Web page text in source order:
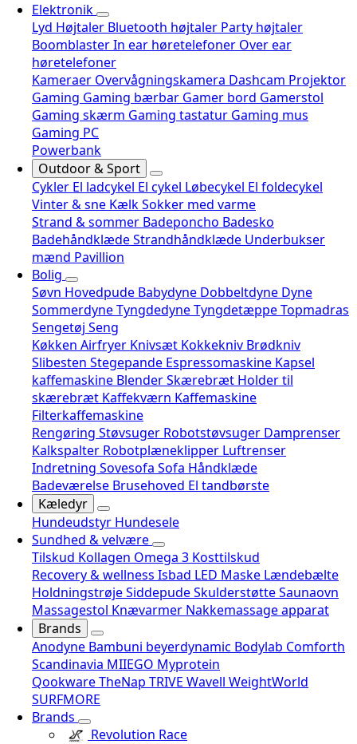
Elektronik
Lyd Højtaler Bluetooth højtaler Party højtaler
BoomblasterIn ear høretelefoner Over ear
høretelefoner
Kameraer Overvågningskamera Dashcam Projektor
Gaming Gaming bærbar Gamer bord Gamerstol
Gaming skærm Gaming tastatur Gaming mus
Gaming PC
Powerbank
Outdoor & Sport
Cykler El ladcykel El cykel Løbecykel El foldecykel
Vinter & sne KælkSokker med varme
Strand & sommer Badeponcho Badesko
BadehåndklædeStrandhåndklæde Underbukser
mænd Pavillion
Bolig
Søvn Hovedpude Babydyne Dobbeltdyne Dyne
SommerdyneTyngdedyneTyngdetæppeTopmadras
Sengetøj Seng
Køkken Airfryer Knivsæt Kokkekniv Brødkniv
Slibesten Stegepande Espressomaskine Kapsel
kaffemaskine BlenderSkærebræt Holder til
skærebræt Kaffekværn Kaffemaskine
Filterkaffemaskine
Rengøring Støvsuger Robotstøvsuger Damprenser
Kalkspalter Robotplæneklipper Luftrenser
Indretning Sovesofa Sofa Håndklæde
Badeværelse Brusehoved El tandbørste
Kæledyr
Hundeudstyr Hundesele
Sundhed & velvære
Tilskud Kollagen Omega 3 Kosttilskud
Recovery & wellness Isbad LED Maske Lændebælte
HoldningstrøjeSiddepudeSkulderstøtteSaunaovn
Massagestol Knævarmer Nakkemassage apparat
Brands
Anodyne Bambuni beyerdynamic Bodylab Comforth
Scandinavia MIIEGO Myprotein
QookwareTheNap TRIVE Wavell WeightWorld
SURFMORE
Brands
Revolution Race